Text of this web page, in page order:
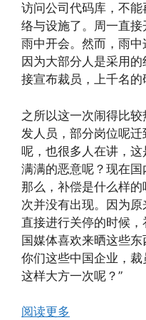
访问公司代码库，不
络与设施了。周一直
雨中开会。然而，雨中
因为大部分人是采用
接宣布裁员，上千名的
之所以这一次闹得比
发人员，部分岗位呢
呢，也很多人在讲，
满满的恶意呢？现在国
那么，补偿是什么样
次并没有出现。因为
直接进行关停的时候
国媒体喜欢来晒这些
你们这些中国企业，
这样大方一次呢？”
阅读更多